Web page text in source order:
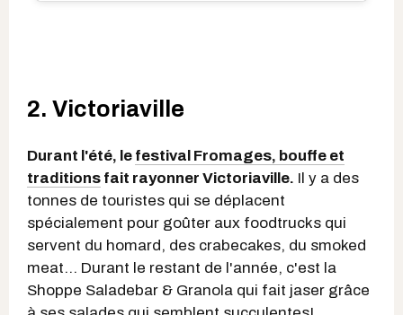
2. Victoriaville
Durant l'été, le festival Fromages, bouffe et
traditions fait rayonner Victoriaville. Il y a des
tonnes de touristes qui se déplacent
spécialement pour goûter aux foodtrucks qui
servent du homard, des crabecakes, du smoked
meat... Durant le restant de l'année, c'est la
Shoppe Saladebar & Granola qui fait jaser grâce